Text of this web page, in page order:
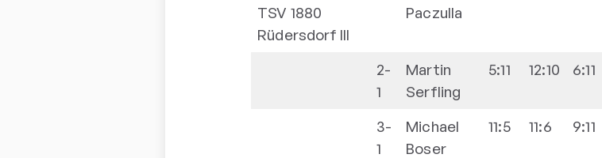
TSV 1880
Rüdersdorf III
Paczulla
2-
1
Martin
Serfling
5:11 12:10 6:11
3-
1
Michael
Boser
11:5 11:6 9:11